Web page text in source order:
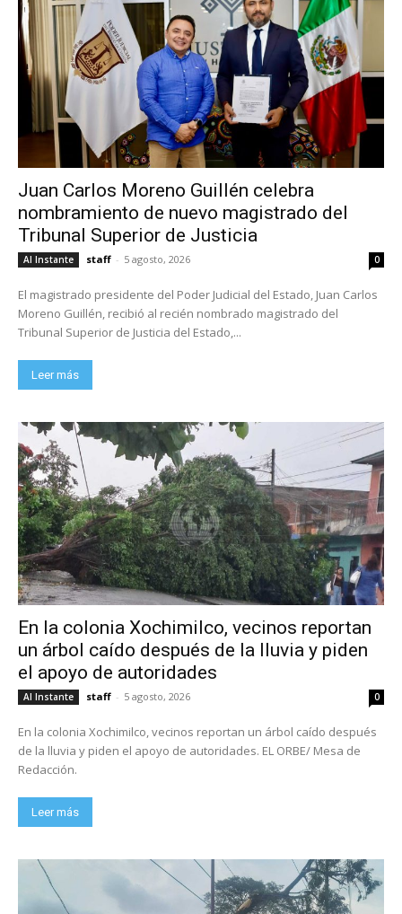
Juan Carlos Moreno Guillén celebra
nombramiento de nuevo magistrado del
Tribunal Superior de Justicia
Al Instante staff - 5 agosto, 2026 0
El magistrado presidente del Poder Judicial del Estado, Juan Carlos
Moreno Guillén, recibió al recién nombrado magistrado del
Tribunal Superior de Justicia del Estado,...
Leer más
En la colonia Xochimilco, vecinos reportan
un árbol caído después de la lluvia y piden
el apoyo de autoridades
Al Instante staff - 5 agosto, 2026 0
En la colonia Xochimilco, vecinos reportan un árbol caído después
de la lluvia y piden el apoyo de autoridades. EL ORBE/ Mesa de
Redacción.
Leer más